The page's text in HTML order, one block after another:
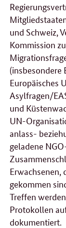
und Schweiz,
Kommission
(insbesondere
Europäisches
Asylfragen/
und
UN-
anlass-
geladene
Erwachsenen,
gekommen
Treffen
Protokollen
dokumentiert.